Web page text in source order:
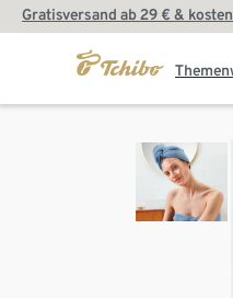
Gratisversand ab 29 € &